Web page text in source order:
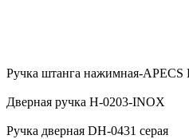
Ручка штанга нажимная-APECS
Дверная ручка H-0203-INOX
Ручка дверная DH-0431 серая